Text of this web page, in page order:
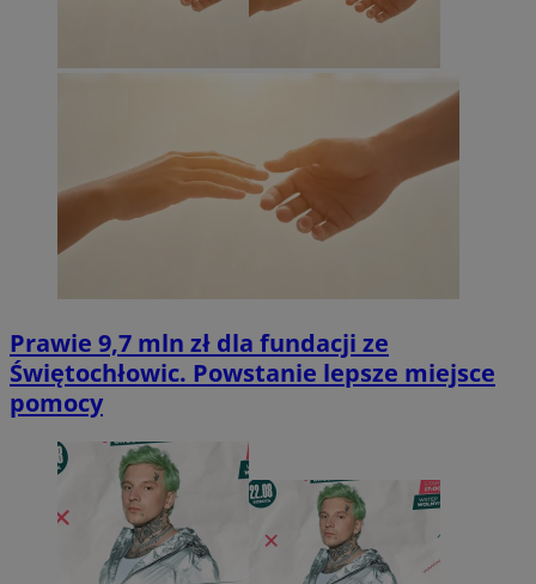
Prawie 9,7 mln zł dla fundacji ze
Świętochłowic. Powstanie lepsze miejsce
pomocy